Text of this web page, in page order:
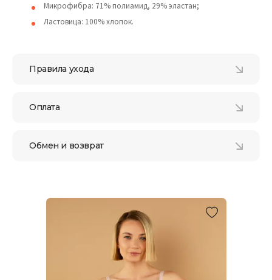
Микрофибра: 71% полиамид, 29% эластан;
Ластовица: 100% хлопок.
Правила ухода
Оплата
Обмен и возврат